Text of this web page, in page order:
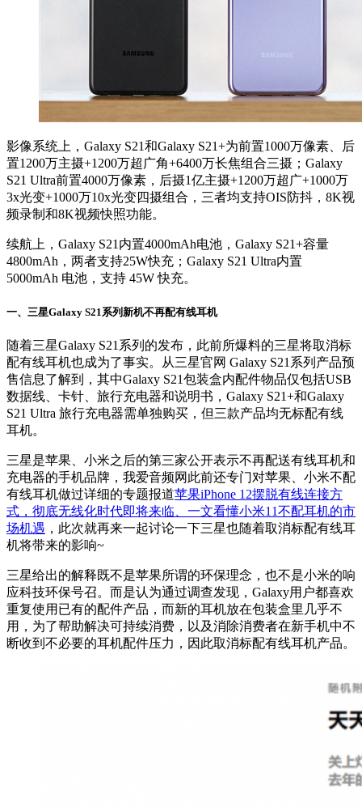
影像系统上，Galaxy S21和Galaxy S21+为前置1000万像素、后
置1200万主摄+1200万超广角+6400万长焦组合三摄；Galaxy
S21 Ultra前置4000万像素，后摄1亿主摄+1200万超广+1000万
3x光变+1000万10x光变四摄组合，三者均支持OIS防抖，8K视
频录制和8K视频快照功能。
续航上，Galaxy S21内置4000mAh电池，Galaxy S21+容量
4800mAh，两者支持25W快充；Galaxy S21 Ultra内置
5000mAh 电池，支持 45W 快充。
一、三星Galaxy S21系列新机不再配有线耳机
随着三星Galaxy S21系列的发布，此前所爆料的三星将取消标
配有线耳机也成为了事实。从三星官网 Galaxy S21系列产品预
售信息了解到，其中Galaxy S21包装盒内配件物品仅包括USB
数据线、卡针、旅行充电器和说明书，Galaxy S21+和Galaxy
S21 Ultra 旅行充电器需单独购买，但三款产品均无标配有线
耳机。
三星是苹果、小米之后的第三家公开表示不再配送有线耳机和
充电器的手机品牌，我爱音频网此前还专门对苹果、小米不配
有线耳机做过详细的专题报道苹果iPhone 12摆脱有线连接方
式，彻底无线化时代即将来临、 一文看懂小米11不配耳机的市
场机遇 ，此次就再来一起讨论一下三星也随着取消标配有线耳
机将带来的影响~
三星给出的解释既不是苹果所谓的环保理念，也不是小米的响
应科技环保号召。而是认为通过调查发现，Galaxy用户都喜欢
重复使用已有的配件产品，而新的耳机放在包装盒里几乎不
用，为了帮助解决可持续消费，以及消除消费者在新手机中不
断收到不必要的耳机配件压力，因此取消标配有线耳机产品。